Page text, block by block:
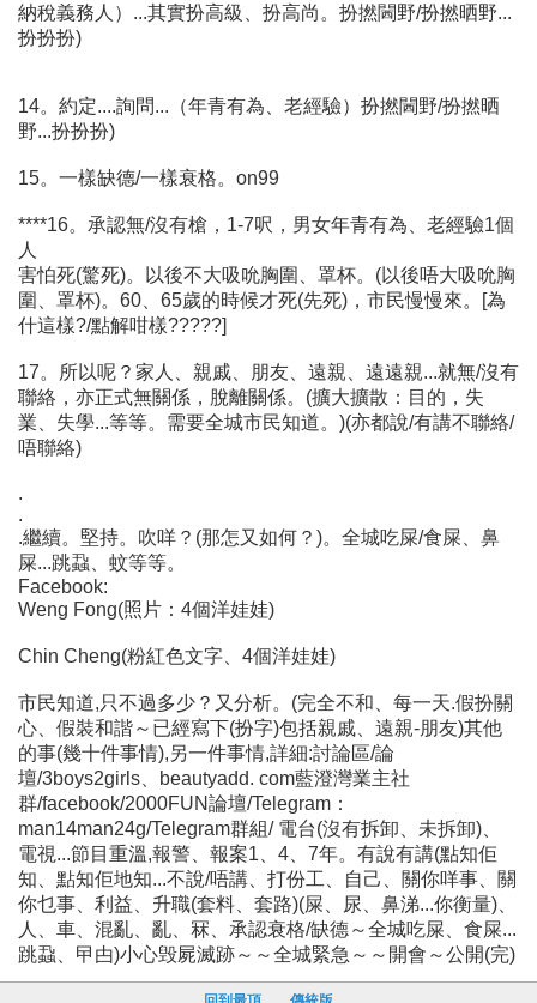
納稅義務人）...其實扮高級、扮高尚。扮撚閪野/扮撚晒野...
扮扮扮)
14。約定....詢問...（年青有為、老經驗）扮撚閪野/扮撚晒
野...扮扮扮)
15。一樣缺德/一樣衰格。on99
****16。承認無/沒有槍，1-7呎，男女年青有為、老經驗1個
人
害怕死(驚死)。以後不大吸吮胸圍、罩杯。(以後唔大吸吮胸
圍、罩杯)。60、65歲的時候才死(先死)，市民慢慢來。[為
什這樣?/點解咁樣?????]
17。所以呢？家人、親戚、朋友、遠親、遠遠親...就無/沒有
聯絡，亦正式無關係，脫離關係。(擴大擴散：目的，失
業、失學...等等。需要全城市民知道。)(亦都說/有講不聯絡/
唔聯絡)
.
.
.繼續。堅持。吹咩？(那怎又如何？)。全城吃屎/食屎、鼻
屎...跳蝨、蚊等等。
Facebook:
Weng Fong(照片：4個洋娃娃)
Chin Cheng(粉紅色文字、4個洋娃娃)
市民知道,只不過多少？又分析。(完全不和、每一天.假扮關
心、假裝和諧～已經寫下(扮字)包括親戚、遠親-朋友)其他
的事(幾十件事情),另一件事情,詳細:討論區/論
壇/3boys2girls、beautyadd. com藍澄灣業主社
群/facebook/2000FUN論壇/Telegram：
man14man24g/Telegram群組/ 電台(沒有拆卸、未拆卸)、
電視...節目重溫,報警、報案1、4、7年。有說有講(點知佢
知、點知佢地知...不說/唔講、打份工、自己、關你咩事、關
你乜事、利益、升職(套料、套路)(屎、尿、鼻涕...你衡量)、
人、車、混亂、亂、冧、承認衰格/缺德～全城吃屎、食屎...
跳蝨、曱甴)小心毁屍滅跡～～全城緊急～～開會～公開(完)